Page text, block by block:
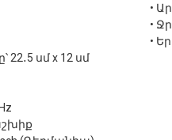
սմ x 12 սմ
•
•
•